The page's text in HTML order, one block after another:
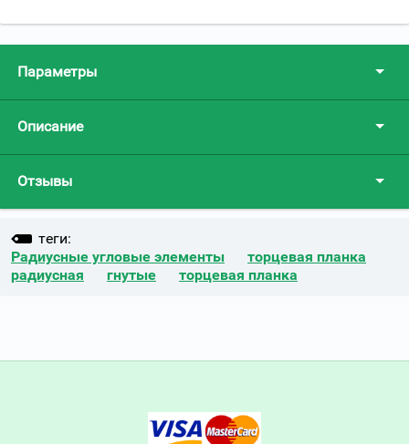
Параметры
Описание
Отзывы
теги:
Радиусные угловые элементы
торцевая планка
радиусная
гнутые торцевая планка